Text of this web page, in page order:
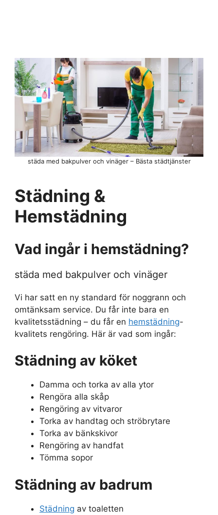
städa med bakpulver och vinäger – Bästa städtjänster
Städning &
Hemstädning
Vad ingår i hemstädning?
städa med bakpulver och vinäger
Vi har satt en ny standard för noggrann och
omtänksam service. Du får inte bara en
kvalitetsstädning – du får en hemstädning-
kvalitets rengöring. Här är vad som ingår:
Städning av köket
Damma och torka av alla ytor
Rengöra alla skåp
Rengöring av vitvaror
Torka av handtag och ströbrytare
Torka av bänkskivor
Rengöring av handfat
Tömma sopor
Städning av badrum
Städning av toaletten